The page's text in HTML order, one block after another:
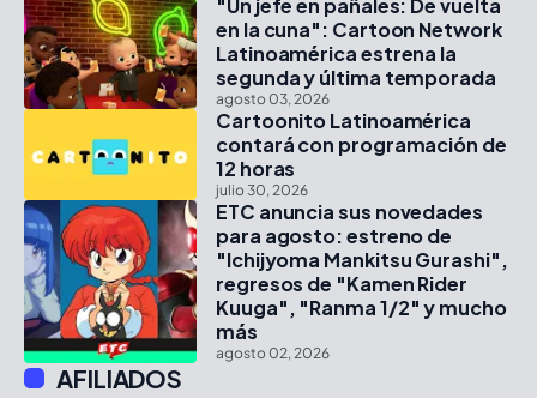
en la cuna": Cartoon Network
Latinoamérica estrena la
segunda y última temporada
agosto 03, 2026
Cartoonito Latinoamérica
contará con programación de
12 horas
julio 30, 2026
ETC anuncia sus novedades
para agosto: estreno de
"Ichijyoma Mankitsu Gurashi",
regresos de "Kamen Rider
Kuuga", "Ranma 1/2" y mucho
más
agosto 02, 2026
AFILIADOS